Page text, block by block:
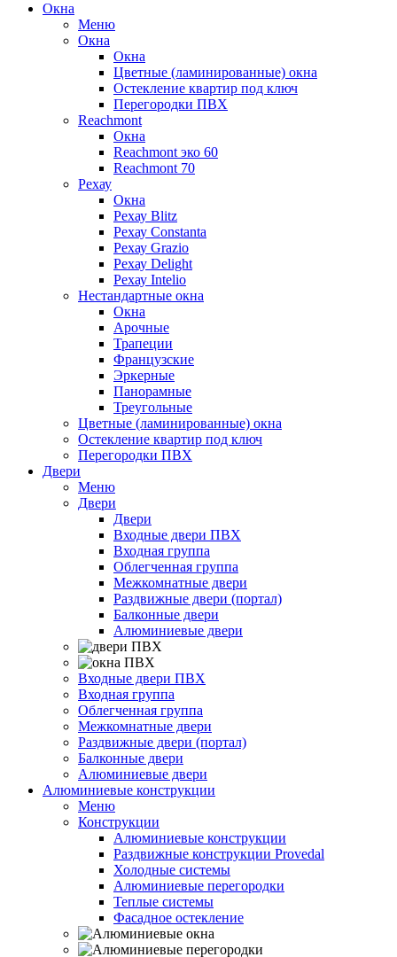
Окна
Меню
Окна
Окна
Цветные (ламинированные) окна
Остекление квартир под ключ
Перегородки ПВХ
Reachmont
Окна
Reachmont эко 60
Reachmont 70
Рехау
Окна
Рехау Blitz
Рехау Constanta
Рехау Grazio
Рехау Delight
Рехау Intelio
Нестандартные окна
Окна
Арочные
Трапеции
Французские
Эркерные
Панорамные
Треугольные
Цветные (ламинированные) окна
Остекление квартир под ключ
Перегородки ПВХ
Двери
Меню
Двери
Двери
Входные двери ПВХ
Входная группа
Облегченная группа
Межкомнатные двери
Раздвижные двери (портал)
Балконные двери
Алюминиевые двери
Входные двери ПВХ
Входная группа
Облегченная группа
Межкомнатные двери
Раздвижные двери (портал)
Балконные двери
Алюминиевые двери
Алюминиевые конструкции
Меню
Конструкции
Алюминиевые конструкции
Раздвижные конструкции Provedal
Холодные системы
Алюминиевые перегородки
Теплые системы
Фасадное остекление